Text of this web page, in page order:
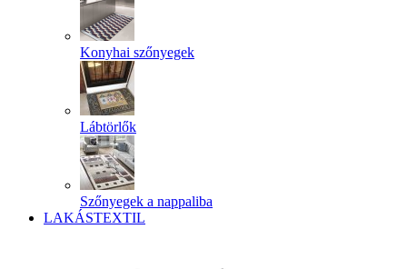
Konyhai szőnyegek
Lábtörlők
Szőnyegek a nappaliba
LAKÁSTEXTIL